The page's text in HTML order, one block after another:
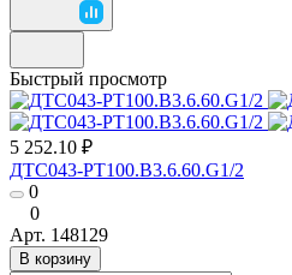
Быстрый просмотр
5 252.10 ₽
ДТС043-РТ100.В3.6.60.G1/2
0
0
Арт. 148129
В корзину